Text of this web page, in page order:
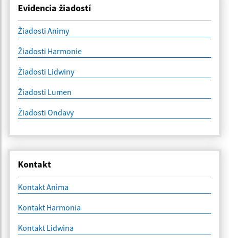
Evidencia žiadostí
Žiadosti Animy
Žiadosti Harmonie
Žiadosti Lidwiny
Žiadosti Lumen
Žiadosti Ondavy
Kontakt
Kontakt Anima
Kontakt Harmonia
Kontakt Lidwina